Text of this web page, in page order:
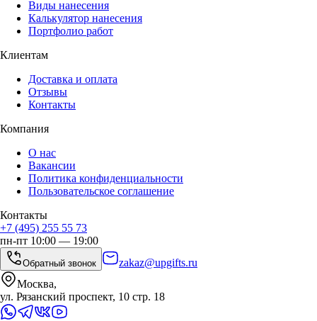
Виды нанесения
Калькулятор нанесения
Портфолио работ
Клиентам
Доставка и оплата
Отзывы
Контакты
Компания
О нас
Вакансии
Политика конфиденциальности
Пользовательское соглашение
Контакты
+7 (495) 255 55 73
пн-пт 10:00 — 19:00
Обратный звонок
zakaz@upgifts.ru
Москва,
ул. Рязанский проспект, 10 стр. 18